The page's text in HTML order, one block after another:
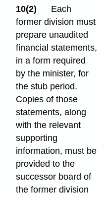
10(2)
Each
former division must
prepare unaudited
financial statements,
in a form required
by the minister, for
the stub period.
Copies of those
statements, along
with the relevant
supporting
information, must be
provided to the
successor board of
the former division